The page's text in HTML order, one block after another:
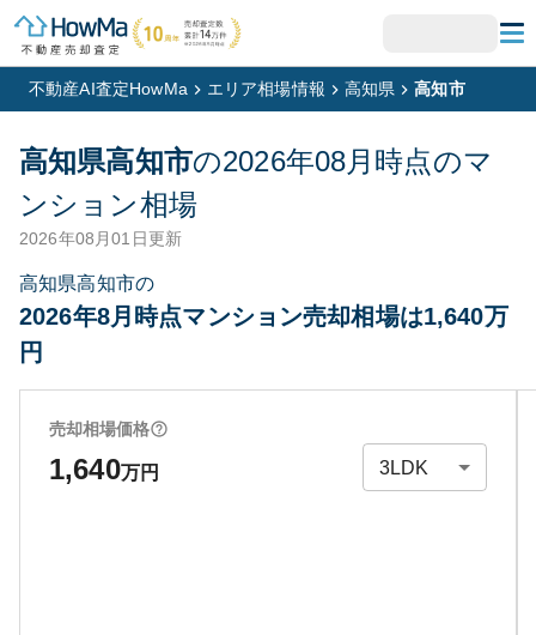
不動産AI査定HowMa エリア相場情報 高知県 高知市
高知県高知市の2026年08月 時点のマ
ンション相場
2026年08月01日更新
高知県高知市の
2026年8月時点マンション売却相場は1,640万
円
売却相場価格
1,640万円